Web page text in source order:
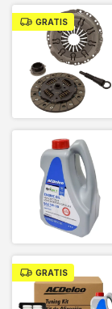
GRATIS
GRATIS